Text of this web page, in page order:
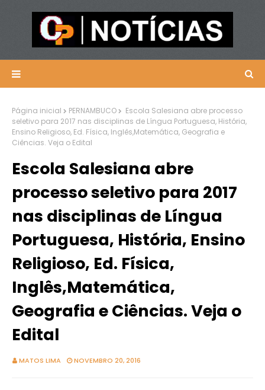
Página inicial PERNAMBUCO
Escola Salesiana abre processo
seletivo para 2017 nas disciplinas de Língua Portuguesa, História,
Ensino Religioso, Ed. Física, Inglês,Matemática, Geografia e
Ciências. Veja o Edital
Escola Salesiana abre
processo seletivo para 2017
nas disciplinas de Língua
Portuguesa, História, Ensino
Religioso, Ed. Física,
Inglês,Matemática,
Geografia e Ciências. Veja o
Edital
MATOS LIMA NOVEMBRO 20, 2016